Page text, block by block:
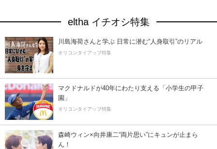
eltha イチオシ特集
川島海荷さんと学ぶ 日常に潜む“人身取引”のリアル
オリコンタイアップ特集
マクドナルドが40年にわたり支える「小学生の甲子
園」
オリコンタイアップ特集
森崎ウィン×向井康二“両片思い”にキュンが止まら
ん！